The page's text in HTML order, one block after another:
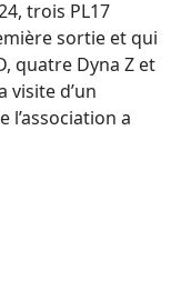
trois PL17
sortie et qui
quatre Dyna Z et
visite d’un
l’association a